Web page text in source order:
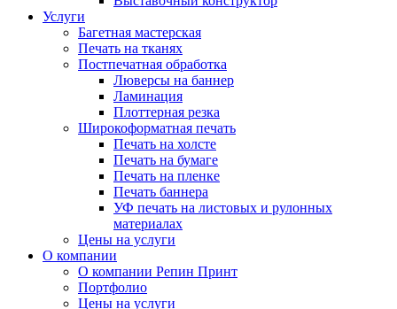
Услуги
Багетная мастерская
Печать на тканях
Постпечатная обработка
Люверсы на баннер
Ламинация
Плоттерная резка
Широкоформатная печать
Печать на холсте
Печать на бумаге
Печать на пленке
Печать баннера
УФ печать на листовых и рулонных
материалах
Цены на услуги
О компании
О компании Репин Принт
Портфолио
Цены на услуги